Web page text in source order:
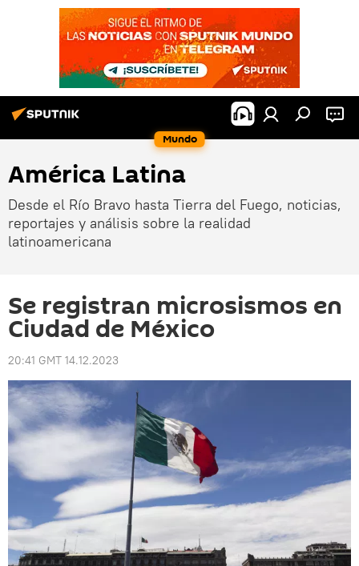
Mundo
América Latina
Desde el Río Bravo hasta Tierra del Fuego, noticias,
reportajes y análisis sobre la realidad
latinoamericana
Se registran microsismos en
Ciudad de México
20:41 GMT 14.12.2023